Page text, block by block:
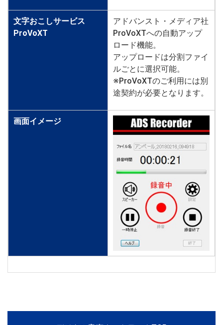
文字おこしサービス
ProVoXT
アドバンスト・メディア社
ProVoXTへの自動アップ
ロード機能。
アップロードは分割ファイ
ルごとに選択可能。
※ProVoXTのご利用には別
途契約が必要となります。
画面イメージ